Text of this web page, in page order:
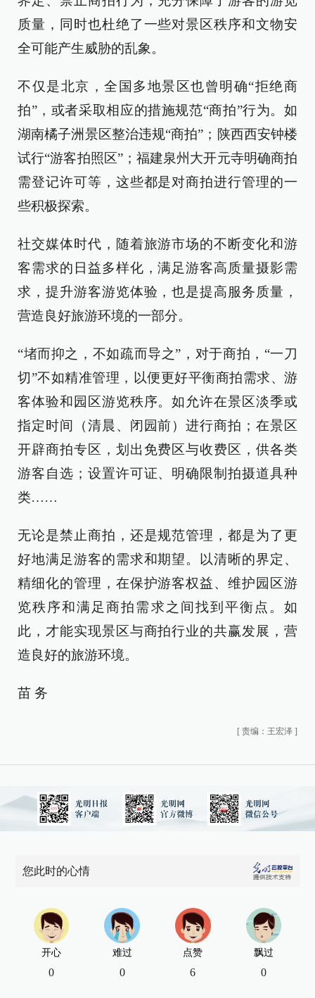
质量，同时也杜绝了一些对景区秩序和文物安
全可能产生威胁的乱象。
不仅是北京，全国多地景区也曾明确“拒绝商
拍”，或者采取相应的措施规范“商拍”行为。如
湖南橘子洲景区整治违规“商拍”；陕西西安钟楼
试行“游客拍照区”；福建泉州大开元寺明确商拍
需登记许可等，这些都是对商拍进行管理的一
些积极探索。
社交媒体时代，随着旅游市场的不断变化和游
客需求的日益多样化，满足游客高质量摄影需
求，提升游客游览体验，也是提高服务质量，
营造良好旅游环境的一部分。
“堵而抑之，不如疏而导之”，对于商拍，“一刀
切”不如精准管理，以便更好平衡商拍需求、游
客体验和园区游览秩序。如允许在景区淡季或
指定时间（清晨、闭园前）进行商拍；在景区
开辟商拍专区，划出免费区与收费区，供各类
游客自选；设置许可证、明确限制拍摄道具种
类……
无论是禁止商拍，还是规范管理，都是为了更
好地满足游客的需求和期望。以清晰的界定、
精细化的管理，在保护游客权益、维护园区游
览秩序和满足商拍需求之间找到平衡点。如
此，才能实现景区与商拍行业的共赢发展，营
造良好的旅游环境。
苗 务
[ 责编：王宏泽 ]
您此时的心情
开心
0
难过
0
点赞
6
飘过
0